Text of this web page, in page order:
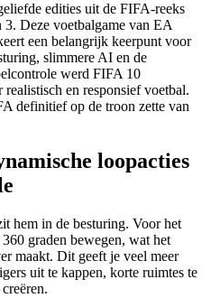
edities uit de FIFA-reeks
Deze voetbalgame van EA
een belangrijk keerpunt voor
slimmere AI en de
werd FIFA 10
en responsief voetbal.
definitief op de troon zette van
loopacties
hem in de besturing. Voor het
graden bewegen, wat het
maakt. Dit geeft je veel meer
uit te kappen, korte ruimtes te